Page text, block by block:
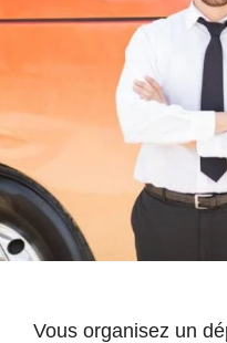
Vous organisez un